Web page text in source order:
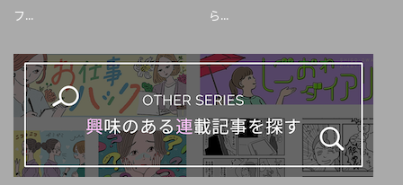
フ...
ら...